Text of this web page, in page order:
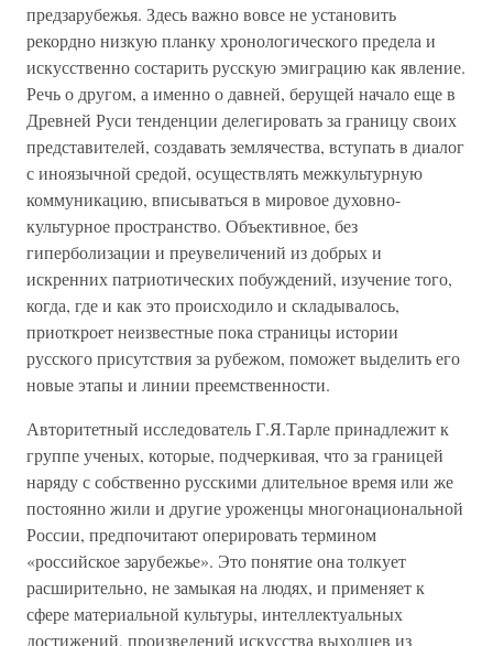
предзарубежья. Здесь важно вовсе не установить
рекордно низкую планку хронологического предела и
искусственно состарить русскую эмиграцию как явление.
Речь о другом, а именно о давней, берущей начало еще в
Древней Руси тенденции делегировать за границу своих
представителей, создавать землячества, вступать в диалог
с иноязычной средой, осуществлять межкультурную
коммуникацию, вписываться в мировое духовно-
культурное пространство. Объективное, без
гиперболизации и преувеличений из добрых и
искренних патриотических побуждений, изучение того,
когда, где и как это происходило и складывалось,
приоткроет неизвестные пока страницы истории
русского присутствия за рубежом, поможет выделить его
новые этапы и линии преемственности.
Авторитетный исследователь Г.Я.Тарле принадлежит к
группе ученых, которые, подчеркивая, что за границей
наряду с собственно русскими длительное время или же
постоянно жили и другие уроженцы многонациональной
России, предпочитают оперировать термином
«российское зарубежье». Это понятие она толкует
расширительно, не замыкая на людях, и применяет к
сфере материальной культуры, интеллектуальных
достижений, произведений искусства выходцев из